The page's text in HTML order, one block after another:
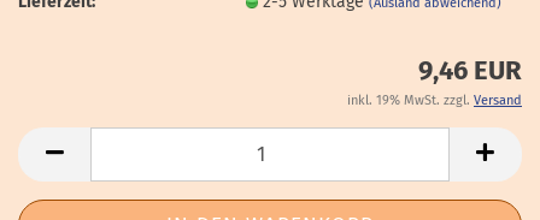
9,46 EUR
inkl. 19% MwSt. zzgl. Versand